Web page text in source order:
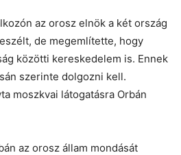
az orosz elnök a két ország
de megemlítette, hogy
közötti kereskedelem is. Ennek
szerinte dolgozni kell.
moszkvai látogatásra Orbán
az orosz állam mondását